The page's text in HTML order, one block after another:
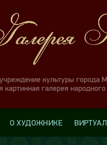
культуры города
картинная галерея
О ХУДОЖНИКЕ